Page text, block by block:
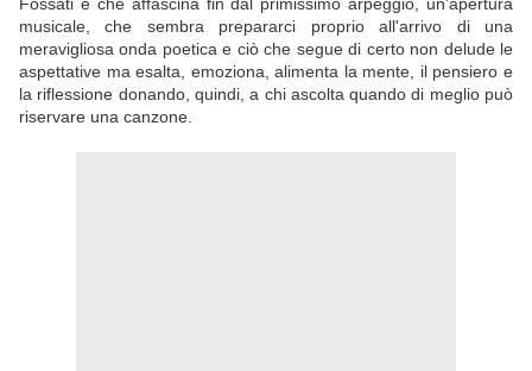
musicale, che sembra prepararci proprio all'arrivo di una
meravigliosa onda poetica e ciò che segue di certo non delude le
aspettative ma esalta, emoziona, alimenta la mente, il pensiero e
la riflessione donando, quindi, a chi ascolta quando di meglio può
riservare una canzone.